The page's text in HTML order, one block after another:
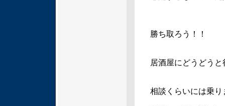
勝ち取ろう！！
居酒屋にどうどう
相談くらいには乗り